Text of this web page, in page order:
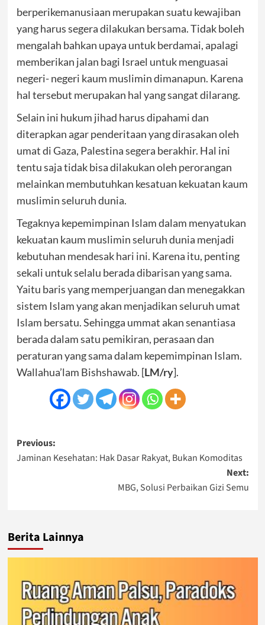
berperikemanusiaan merupakan suatu kewajiban
yang harus segera dilakukan bersama. Tidak boleh
mengalah bahkan upaya untuk berdamai, apalagi
memberikan jalan bagi Israel untuk menguasai
negeri- negeri kaum muslimin dimanapun. Karena
hal tersebut merupakan hal yang sangat dilarang.
Selain ini hukum jihad harus dipahami dan
diterapkan agar penderitaan yang dirasakan oleh
umat di Gaza, Palestina segera berakhir. Hal ini
tentu saja tidak bisa dilakukan oleh perorangan
melainkan membutuhkan kesatuan kekuatan kaum
muslimin seluruh dunia.
Tegaknya kepemimpinan Islam dalam menyatukan
kekuatan kaum muslimin seluruh dunia menjadi
kebutuhan mendesak hari ini. Karena itu, penting
sekali untuk selalu berada dibarisan yang sama.
Yaitu baris yang memperjuangan dan menegakkan
sistem Islam yang akan menjadikan seluruh umat
Islam bersatu. Sehingga ummat akan senantiasa
berada dalam satu pemikiran, perasaan dan
peraturan yang sama dalam kepemimpinan Islam.
Wallahua’lam Bishshawab. [LM/ry].
Post
navigation
Previous:
Jaminan Kesehatan: Hak Dasar Rakyat, Bukan Komoditas
Next:
MBG, Solusi Perbaikan Gizi Semu
Berita Lainnya